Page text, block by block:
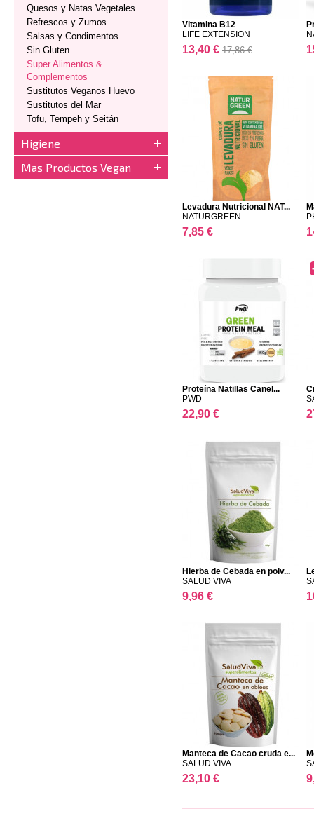
Quesos y Natas Vegetales
Refrescos y Zumos
Salsas y Condimentos
Sin Gluten
Super Alimentos &
Complementos
Sustitutos Veganos Huevo
Sustitutos del Mar
Tofu, Tempeh y Seitán
Higiene
Mas Productos Vegan
Vitamina B12
LIFE EXTENSION
13,40 € 17,86 €
Levadura Nutricional NAT...
NATURGREEN
7,85 €
Proteína Natillas Canel...
PWD
22,90 €
Hierba de Cebada en polv...
SALUD VIVA
9,96 €
Manteca de Cacao cruda e...
SALUD VIVA
23,10 €